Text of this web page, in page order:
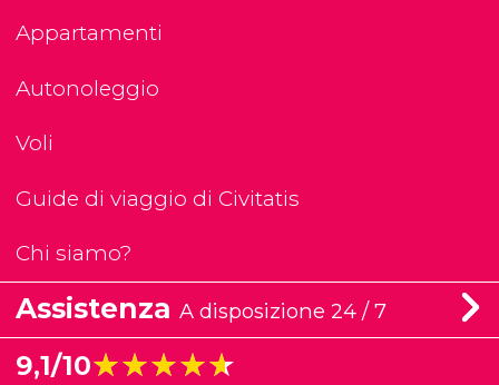
Appartamenti
Autonoleggio
Voli
Guide di viaggio di Civitatis
Chi siamo?
Assistenza A disposizione 24 / 7
9,1/10★★★★★
★★★★★